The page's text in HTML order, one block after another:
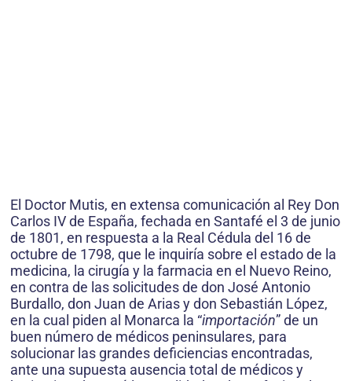
El Doctor Mutis, en extensa comunicación al Rey Don
Carlos IV de España, fechada en Santafé el 3 de junio
de 1801, en respuesta a la Real Cédula del 16 de
octubre de 1798, que le inquiría sobre el estado de la
medicina, la cirugía y la farmacia en el Nuevo Reino,
en contra de las solicitudes de don José Antonio
Burdallo, don Juan de Arias y don Sebastián López,
en la cual piden al Monarca la “importación” de un
buen número de médicos peninsulares, para
solucionar las grandes deficiencias encontradas,
ante una supuesta ausencia total de médicos y